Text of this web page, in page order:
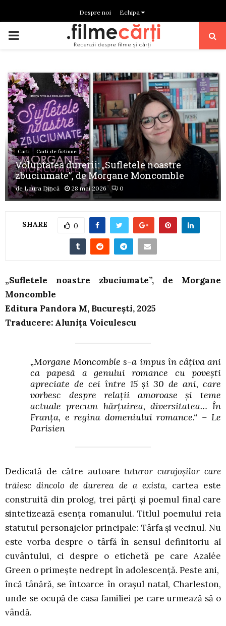
Despre noi Echipa
PRIMARY
Carti Carti de fictiune
Voluptatea durerii: „Sufletele noastre
zbuciumate”, de Morgane Moncomble
de Laura Dincă 28 mai 2026 0
SHARE 0
„Sufletele noastre zbuciumate”, de Morgane
Moncomble
Editura Pandora M, București, 2025
Traducere: Alunița Voiculescu
„Morgane Moncomble s-a impus în câțiva ani
ca papesă a genului romance cu povești
apreciate de cei între 15 și 30 de ani, care
vorbesc despre relații amoroase și teme
actuale precum hărțuirea, diversitatea… În
Franța, e regina domeniului romance.“ – Le
Parisien
Dedicată de către autoaretuturor curajoșilor care
trăiesc dincolo de durerea de a exista, cartea este
construită din prolog, trei părți și poemul final care
sintetizează esența romanului. Titlul poemului reia
statutul personajelor principale: Târfa și vecinul. Nu
este vorba despre o târfă în sensul definitoriu al
cuvântului, ci despre o etichetă pe care Azalée
Green o primește nedrept în adolescență. Peste ani,
încă tânără, se întoarce în orașul natal, Charleston,
unde se ocupă de casa familiei pe care urmează să o
vândă.